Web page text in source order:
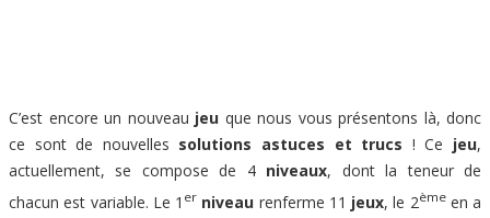
C’est encore un nouveau jeu que nous vous présentons là, donc
ce sont de nouvelles solutions astuces et trucs ! Ce jeu,
actuellement, se compose de 4 niveaux, dont la teneur de
chacun est variable. Le 1 er niveau renferme 11 jeux, le 2èmeen a